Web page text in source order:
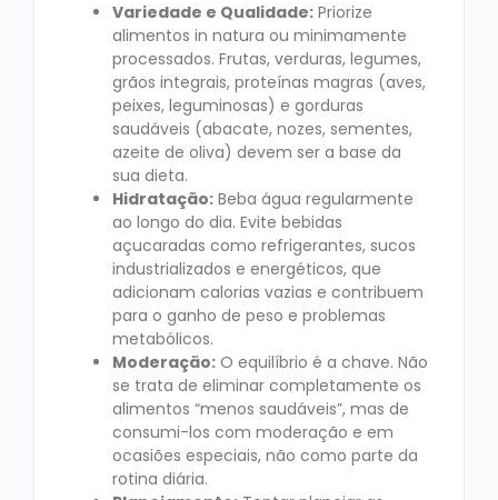
Variedade e Qualidade: Priorize
alimentos in natura ou minimamente
processados. Frutas, verduras, legumes,
grãos integrais, proteínas magras (aves,
peixes, leguminosas) e gorduras
saudáveis (abacate, nozes, sementes,
azeite de oliva) devem ser a base da
sua dieta.
Hidratação: Beba água regularmente
ao longo do dia. Evite bebidas
açucaradas como refrigerantes, sucos
industrializados e energéticos, que
adicionam calorias vazias e contribuem
para o ganho de peso e problemas
metabólicos.
Moderação: O equilíbrio é a chave. Não
se trata de eliminar completamente os
alimentos “menos saudáveis”, mas de
consumi-los com moderação e em
ocasiões especiais, não como parte da
rotina diária.